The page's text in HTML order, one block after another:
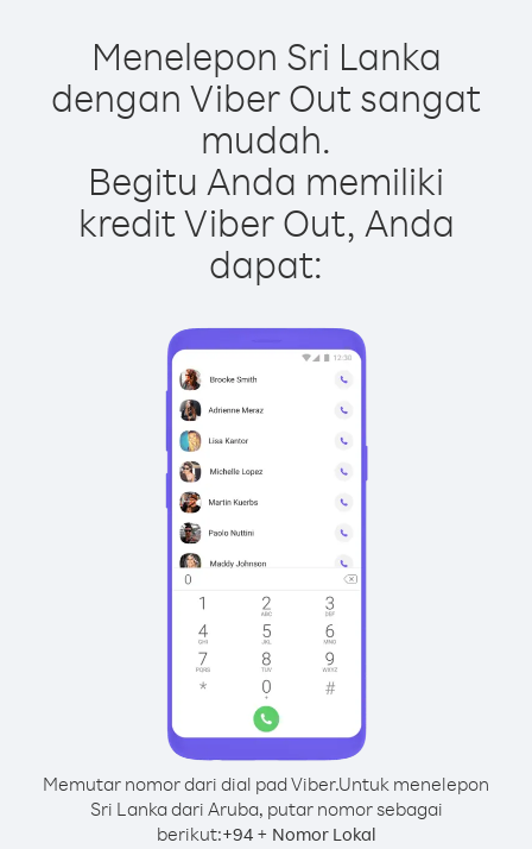
Menelepon Sri Lanka
dengan Viber Out sangat
mudah.
Begitu Anda memiliki
kredit Viber Out, Anda
dapat:
Memutar nomor dari dial pad Viber.Untuk menelepon
Sri Lanka dari Aruba, putar nomor sebagai
berikut:+94+ Nomor Lokal